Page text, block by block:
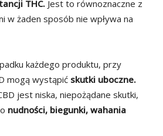
THC. Jest to równoznaczne z
w żaden sposób nie wpływa na
każdego produktu, przy
mogą wystąpić skutki uboczne.
jest niska, niepożądane skutki,
nudności, biegunki, wahania